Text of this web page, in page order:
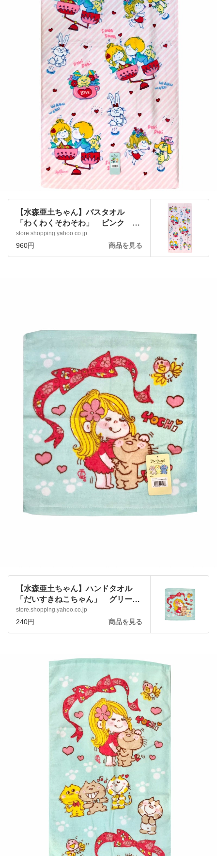
【水森亜土ちゃん】バスタオル
「わくわくそわそわ」 ピンク か
わいい 女の子 日用品 :ado-
towel-wkl:アートサロン和錆 - 通販 -
Yahoo!ショッピング
store.shopping.yahoo.co.jp
960円 商品を見る
【水森亜土ちゃん】ハンドタオル
「だいすきねこちゃん」 グリー
ン かわいい 女の子 日用品 ハ
ンカチ :ado-towel-los:アートサロン
和錆 - 通販 - Yahoo!ショッピング
store.shopping.yahoo.co.jp
240円 商品を見る